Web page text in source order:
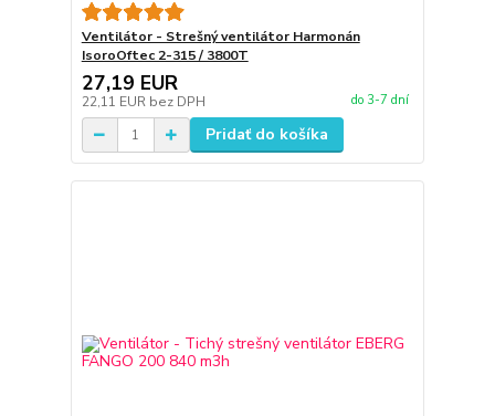
Ventilátor - Strešný ventilátor Harmonán
IsoroOftec 2-315 / 3800T
27,19 EUR
22,11 EUR bez DPH do 3-7 dní
Pridať do košíka